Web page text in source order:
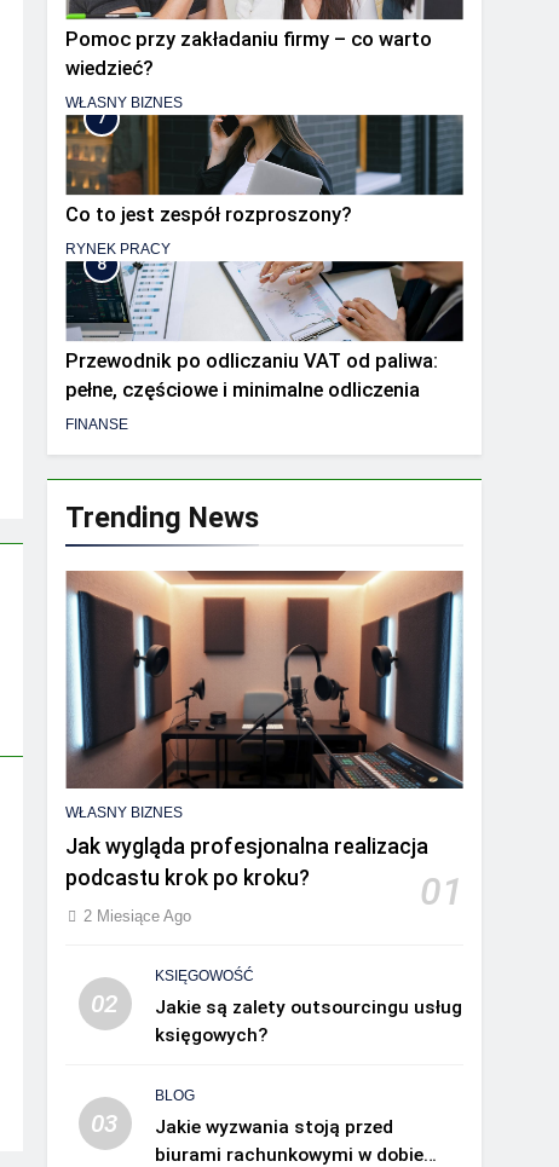
Pomoc przy zakładaniu firmy – co warto
wiedzieć?
WŁASNY BIZNES
7
Co to jest zespół rozproszony?
RYNEK PRACY
8
Przewodnik po odliczaniu VAT od paliwa:
pełne, częściowe i minimalne odliczenia
FINANSE
Trending News
WŁASNY BIZNES
Jak wygląda profesjonalna realizacja
podcastu krok po kroku?
01
2 Miesiące Ago
02
KSIĘGOWOŚĆ
Jakie są zalety outsourcingu usług
księgowych?
03
BLOG
Jakie wyzwania stoją przed
biurami rachunkowymi w dobie